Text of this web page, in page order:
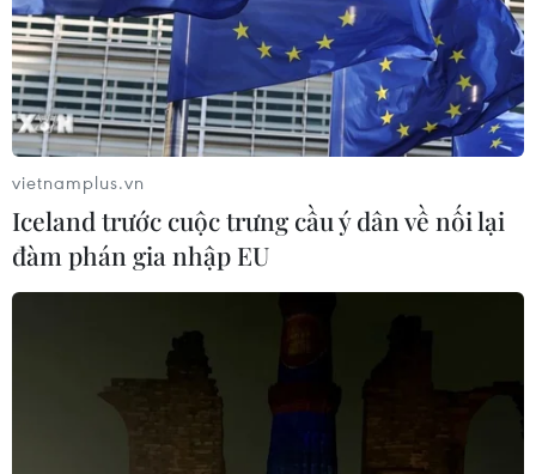
Ukraine có tham vọng là trung tâm lưu trữ
khí đốt lớn của châu Âu
Bộ trưởng Năng lượng Ukraine cho biết Ukraine có một
trong những cơ sở lưu trữ khí đốt dưới lòng đất lớn nhất
châu Âu, có khả năng lưu trữ hơn 30 tỷ m3 khí đốt.
vietnamplus.vn
Iceland trước cuộc trưng cầu ý dân về nối lại
đàm phán gia nhập EU